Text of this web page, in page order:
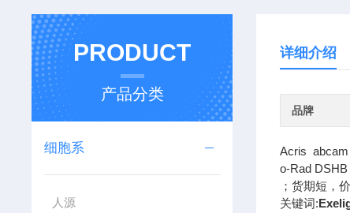
PRODUCT
产品分类
细胞系
人源
详细介绍
品牌
Acris
o-Rad
；货期短，
关键词: